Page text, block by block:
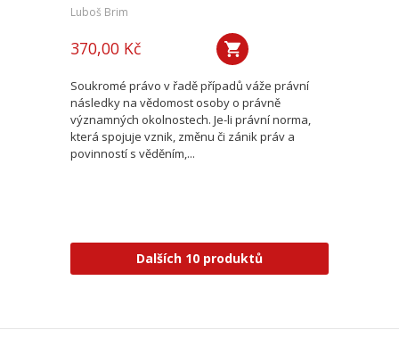
Luboš Brim
370,00 Kč
Soukromé právo v řadě případů váže právní
následky na vědomost osoby o právně
významných okolnostech. Je-li právní norma,
která spojuje vznik, změnu či zánik práv a
povinností s věděním,...
Dalších 10 produktů